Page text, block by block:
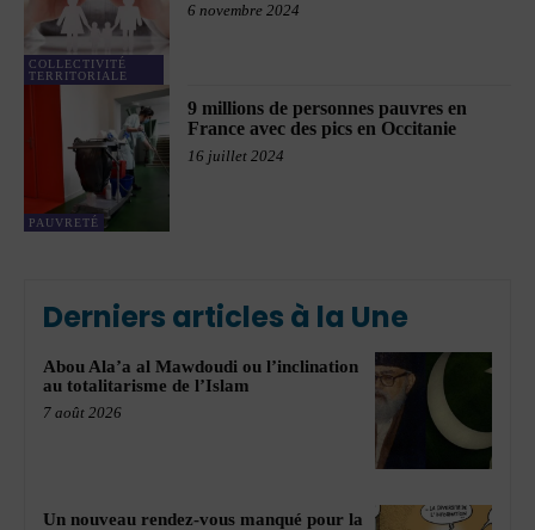
COLLECTIVITÉ
TERRITORIALE
6 novembre 2024
PAUVRETÉ
9 millions de personnes pauvres en
France avec des pics en Occitanie
16 juillet 2024
Derniers articles à la Une
Abou Ala’a al Mawdoudi ou l’inclination
au totalitarisme de l’Islam
7 août 2026
Un nouveau rendez-vous manqué pour la